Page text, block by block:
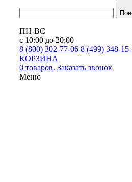
ПН-ВС
с 10:00 до 20:00
8 (800) 302-77-06 8 (499) 348-15-
КОРЗИНА
0 товаров. Заказать звонок
Меню